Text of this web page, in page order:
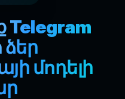
Telegram
մոդելի